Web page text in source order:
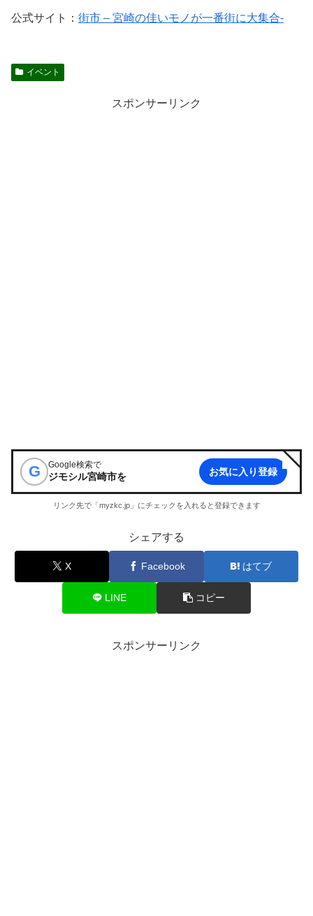
公式サイト： 街市 – 宮崎の佳いモノが一番街に大集合-
イベント
スポンサーリンク
G Google検索で
ジモシル宮崎市を お気に入り登録
リンク先で「myzkc.jp」にチェックを入れると登録できます
シェアする
X Facebook はてブ
LINE コピー
スポンサーリンク